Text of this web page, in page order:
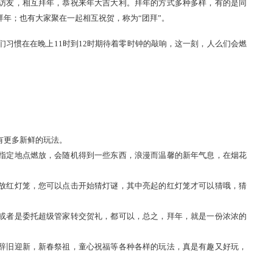
快的时候。大年夜．丰盛的年菜摆满一桌，阖家团聚，
的佳肴盛馔，也是享受那份快乐的气氛。
团聚的日子，离家在外的孩子在过春节时都要回家欢聚
，出门去走亲访友，相互拜年，恭祝来年大吉大利。拜年
邀几个人去拜年；也有大家聚在一起相互祝贺，称为“团拜”
，因此人们习惯在在晚上11时到12时期待着零时钟的敲
兽之外，还有更多新鲜的玩法。